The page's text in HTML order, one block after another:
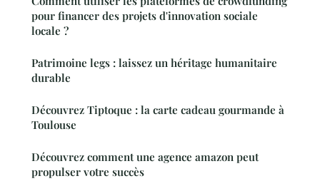
pour financer des projets d'innovation sociale
locale ?
Patrimoine legs : laissez un héritage humanitaire
durable
Découvrez Tiptoque : la carte cadeau gourmande à
Toulouse
Découvrez comment une agence amazon peut
propulser votre succès